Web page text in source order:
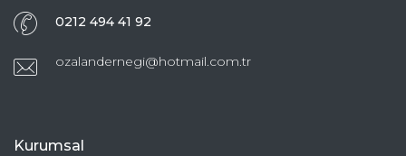
0212 494 41 92
ozalandernegi@hotmail.com.tr
Kurumsal